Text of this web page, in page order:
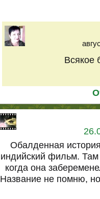
Всякое
Обалденная
индийский фильм.
когда она
Название не помню,